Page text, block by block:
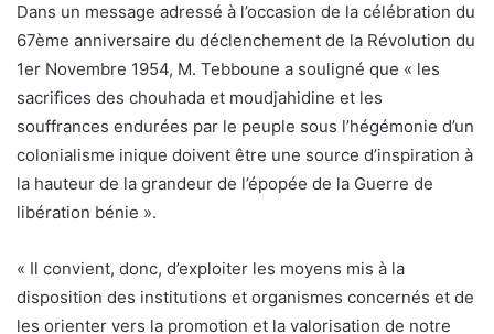
Dans un message adressé à l’occasion de la célébration du
67ème anniversaire du déclenchement de la Révolution du
1er Novembre 1954, M. Tebboune a souligné que « les
sacrifices des chouhada et moudjahidine et les
souffrances endurées par le peuple sous l’hégémonie d’un
colonialisme inique doivent être une source d’inspiration à
la hauteur de la grandeur de l’épopée de la Guerre de
libération bénie ».
« Il convient, donc, d’exploiter les moyens mis à la
disposition des institutions et organismes concernés et de
les orienter vers la promotion et la valorisation de notre